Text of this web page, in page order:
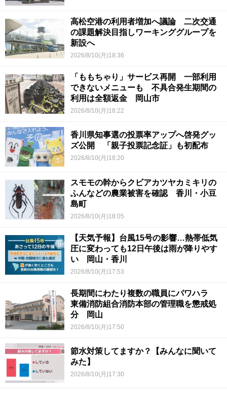
高松空港の利用者増加へ議論 二次交通
の課題解決目指しワーキンググループを
新設へ
2026/8/10(月)18:36
「ももちゃり」サービス再開 一部利用
できないメニューも 不具合発生期間の
利用は全額返金 岡山市
2026/8/10(月)18:22
香川県知事選の投票率アップへ啓発グッ
ズ公開 「親子投票記念証」も初配布
2026/8/10(月)18:20
スモモの幹からクビアカツヤカミキリの
ふんなどの農業被害を確認 香川・小豆
島町
2026/8/10(月)18:05
【天気予報】台風15号の影響…熱帯低気
圧に変わっても12日午後は雨が降りやす
い 岡山・香川
2026/8/10(月)17:53
長期間にわたり複数の職員にパワハラ
東備消防組合消防本部の管理職を懲戒処
分 岡山
2026/8/10(月)17:50
節水対策してますか？【みんなに聞いて
みた】
2026/8/10(月)17:30